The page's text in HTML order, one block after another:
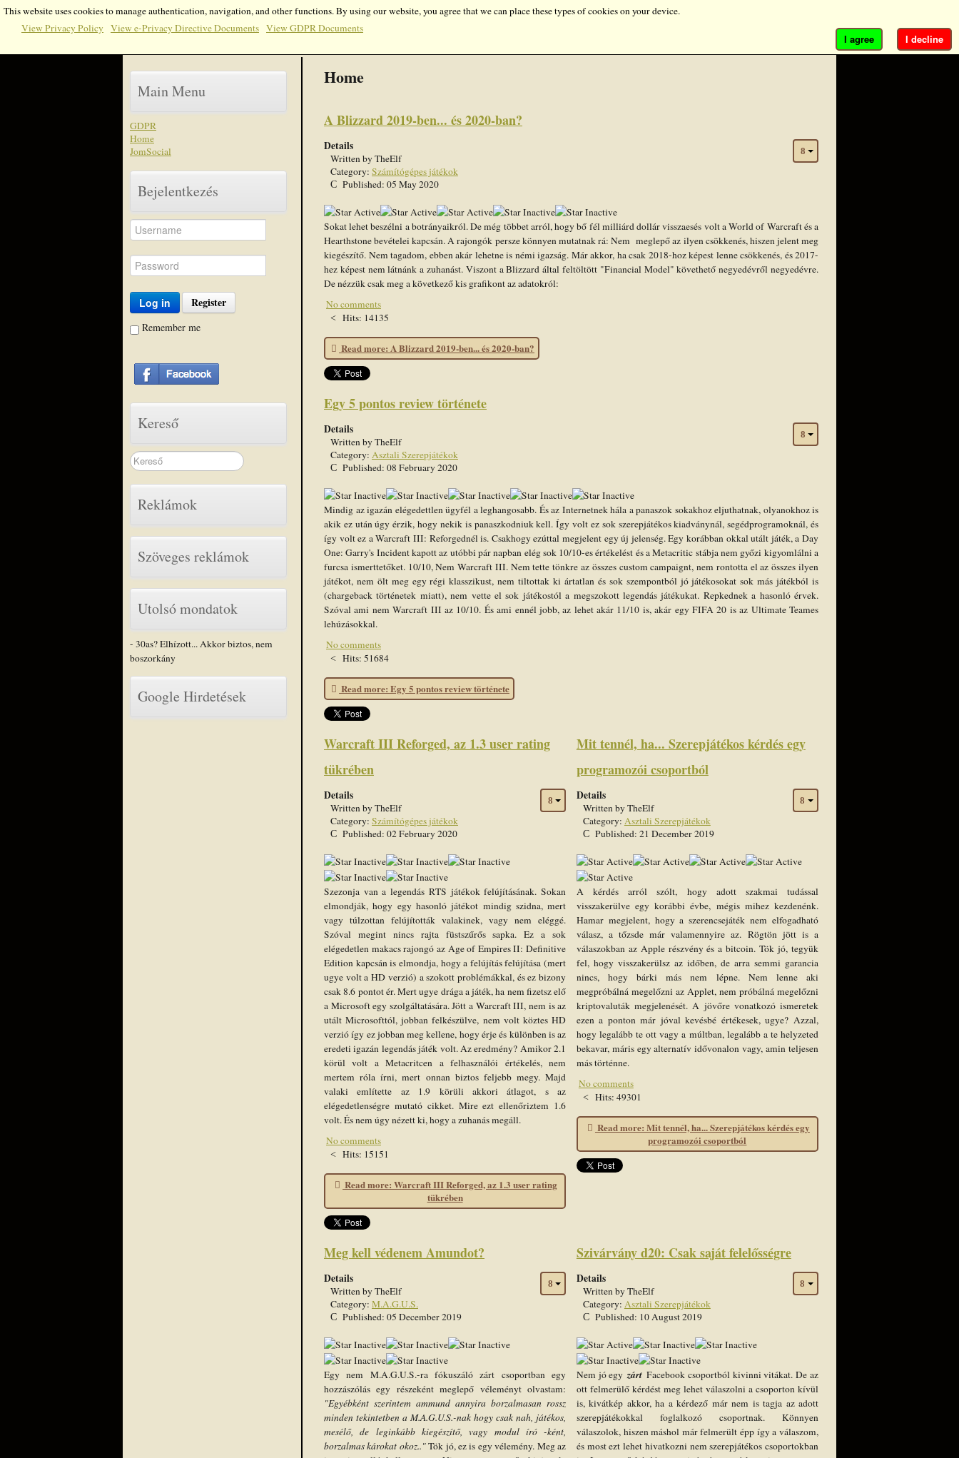
Main Menu
GDPR
Home
JomSocial
Bejelentkezés
Log in Register
Remember me
Kereső
Search
...
Reklámok
Szöveges reklámok
Utolsó mondatok
- 30as? Elhízott... Akkor biztos, nem
boszorkány
Google Hirdetések
Home
A Blizzard 2019-ben... és 2020-ban?
Details
Written byTheElf
Category: Számítógépes játékok
Published: 05 May 2020
User
Rating:3/5
Sokat lehet beszélni a botrányaikról. De még többet arról, hogy bő fél milliárd dollár visszaesés volt a World of Warcraft és a
Hearthstone bevételei kapcsán. A rajongók persze könnyen mutatnak rá: Nem meglepő az ilyen csökkenés, hiszen jelent meg
kiegészítő. Nem tagadom, ebben akár lehetne is némi igazság. Már akkor, ha csak 2018-hoz képest lenne csökkenés, és 2017-
hez képest nem látnánk a zuhanást. Viszont a Blizzard által feltöltött "Financial Model" követhető negyedévről negyedévre.
De nézzük csak meg a következő kis grafikont az adatokról:
No comments
Hits: 14135
Read more: A Blizzard 2019-ben... és 2020-ban?
Egy 5 pontos review története
Details
Written byTheElf
Category: Asztali Szerepjátékok
Published: 08 February 2020
Mindig az igazán elégedettlen ügyfél a leghangosabb. És az Internetnek hála a panaszok sokakhoz eljuthatnak, olyanokhoz is
akik ez után úgy érzik, hogy nekik is panaszkodniuk kell. Így volt ez sok szerepjátékos kiadványnál, segédprogramoknál, és
így volt ez a Warcraft III: Reforgednél is. Csakhogy ezúttal megjelent egy új jelenség. Egy korábban okkal utált játék, a Day
One: Garry's Incident kapott az utóbbi pár napban elég sok 10/10-es értékelést és a Metacritic stábja nem győzi kigyomlálni a
furcsa ismerttetőket. 10/10, Nem Warcraft III. Nem tette tönkre az összes custom campaignt, nem rontotta el az összes ilyen
játékot, nem ölt meg egy régi klasszikust, nem tiltottak ki ártatlan és sok szempontból jó játékosokat sok más játékból is
(chargeback történetek miatt), nem vette el sok játékostól a megszokott legendás játékukat. Repkednek a hasonló érvek.
Szóval ami nem Warcraft III az 10/10. És ami ennél jobb, az lehet akár 11/10 is, akár egy FIFA 20 is az Ultimate Teames
lehúzásokkal.
No comments
Hits: 51684
Read more: Egy 5 pontos review története
Warcraft III Reforged, az 1.3 user rating
tükrében
Details
Written byTheElf
Category: Számítógépes játékok
Published: 02 February 2020
Szezonja van a legendás RTS játékok felújításának. Sokan
elmondják, hogy egy hasonló játékot mindig szidna, mert
vagy túlzottan felújították valakinek, vagy nem eléggé.
Szóval megint nincs rajta füstszűrős sapka. Ez a sok
elégedetlen makacs rajongó az Age of Empires II: Definitive
Edition kapcsán is elmondja, hogy a felújítás felújítása (mert
ugye volt a HD verzió) a szokott problémákkal, és ez bizony
csak 8.6 pontot ér. Mert ugye drága a játék, ha nem fizetsz elő
a Microsoft egy szolgáltatására. Jött a Warcraft III, nem is az
utált Microsofttól, jobban felkészülve, nem volt köztes HD
verzió így ez jobban meg kellene, hogy érje és különben is az
eredeti igazán legendás játék volt. Az eredmény? Amikor 2.1
körül volt a Metacritcen a felhasználói értékelés, nem
mertem róla írni, mert onnan biztos feljebb megy. Majd
valaki említette az 1.9 körüli akkori átlagot, s az
elégedetlenségre mutató cikket. Mire ezt ellenőriztem 1.6
volt. És nem úgy nézett ki, hogy a zuhanás megáll.
No comments
Hits: 15151
Read more: Warcraft III Reforged, az 1.3 user rating
tükrében
Mit tennél, ha... Szerepjátékos kérdés egy
programozói csoportból
Details
Written byTheElf
Category: Asztali Szerepjátékok
Published: 21 December 2019
User
Rating:5/5
A kérdés arról szólt, hogy adott szakmai tudással
visszakerülve egy korábbi évbe, mégis mihez kezdenénk.
Hamar megjelent, hogy a szerencsejáték nem elfogadható
válasz, a tőzsde már valamennyire az. Rögtön jött is a
válaszokban az Apple részvény és a bitcoin. Tök jó, tegyük
fel, hogy visszakerülsz az időben, de arra semmi garancia
nincs, hogy bárki más nem lépne. Nem lenne aki
megpróbálná megelőzni az Applet, nem próbálná megelőzni
kriptovaluták megjelenését. A jövőre vonatkozó ismeretek
ezen a ponton már jóval kevésbé értékesek, ugye? Azzal,
hogy legalább te ott vagy a múltban, legalább a te helyzeted
bekavar, máris egy alternatív idővonalon vagy, amin teljesen
más történne.
No comments
Hits: 49301
Read more: Mit tennél, ha... Szerepjátékos kérdés egy
programozói csoportból
Meg kell védenem Amundot?
Details
Written byTheElf
Category: M.A.G.U.S.
Published: 05 December 2019
Egy nem M.A.G.U.S.-ra fókuszáló zárt csoportban egy
hozzászólás egy részeként meglepő véleményt olvastam:
"Egyébként szerintem ammund annyira borzalmasan rossz
minden tekintetben a M.A.G.U.S.-nak hogy csak nah, játékos,
mesélő, de leginkább kiegészítő, vagy modul író -ként,
borzalmas károkat okoz.."Tök jó, ez is egy vélemény. Meg az
Szivárvány d20: Csak saját felelősségre
Details
Written byTheElf
Category: Asztali Szerepjátékok
Published: 10 August 2019
User
Rating:1/5
Nem jó egyzártFacebook csoportból kivinni vitákat. De az
ott felmerülő kérdést meg lehet válaszolni a csoporton kívül
is, kivátkép akkor, ha a kérdező már nem is tagja az adott
szerepjátékokkal foglalkozó csoportnak. Könnyen
válaszolok, hiszen máshol már felmerült épp így a válaszom,
és most ezt lehet hivatkozni nem szerepjátékos csoportokban
This website uses cookies to manage authentication, navigation, and other functions. By using our website, you agree that we can place these types of cookies on your device.
View Privacy Policy
View e-Privacy Directive Documents View GDPR Documents
I decline
I agree